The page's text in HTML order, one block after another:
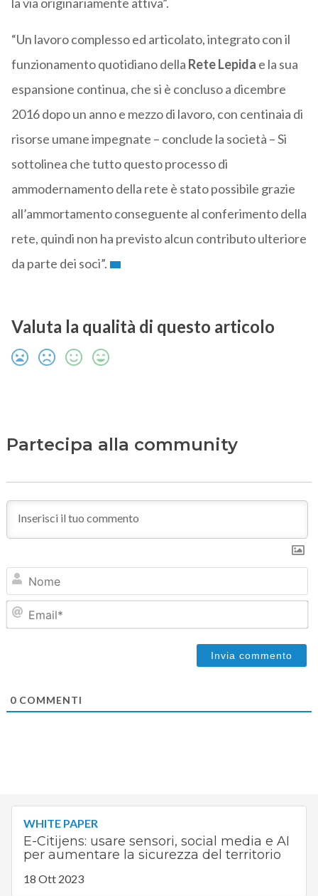
la via originariamente attiva”.
“Un lavoro complesso ed articolato, integrato con il
funzionamento quotidiano della Rete Lepida e la sua
espansione continua, che si è concluso a dicembre
2016 dopo un anno e mezzo di lavoro, con centinaia di
risorse umane impegnate – conclude la società – Si
sottolinea che tutto questo processo di
ammodernamento della rete è stato possibile grazie
all’ammortamento conseguente al conferimento della
rete, quindi non ha previsto alcun contributo ulteriore
da parte dei soci”.
Valuta la qualità di questo articolo
Partecipa alla community
0COMMENTI
WHITE PAPER
E-Citijens: usare sensori, social media e AI
per aumentare la sicurezza del territorio
18 Ott 2023